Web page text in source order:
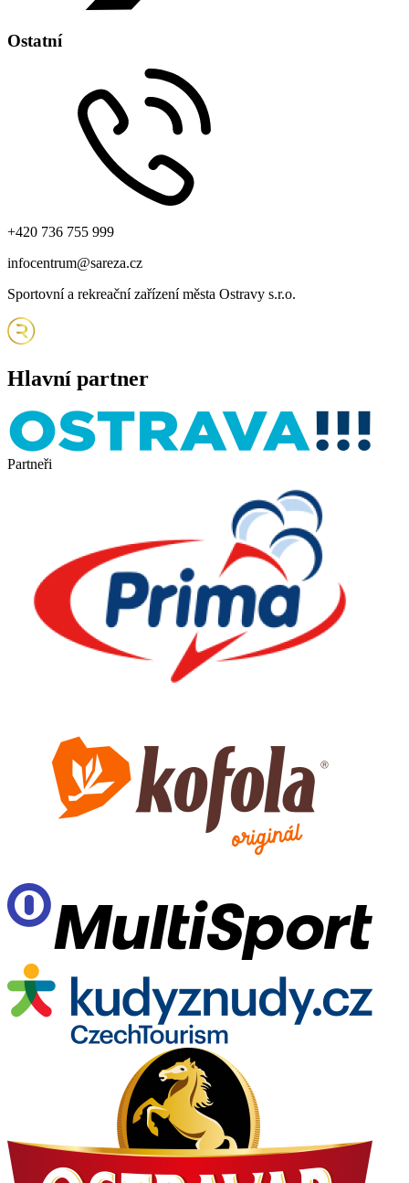
Ostatní
+420 736 755 999
infocentrum@sareza.cz
Sportovní a rekreační zařízení města Ostravy s.r.o.
Hlavní partner
Partneři